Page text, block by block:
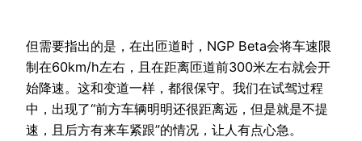
但需要指出的是，在出匝道时，NGP Beta会将车速限
制在60km/h左右，且在距离匝道前300米左右就会开
始降速。这和变道一样，都很保守。我们在试驾过程
中，出现了“前方车辆明明还很距离远，但是就是不提
速，且后方有来车紧跟”的情况，让人有点心急。